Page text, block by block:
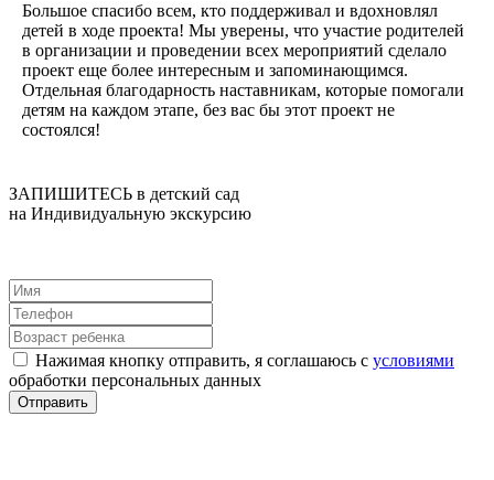
Большое спасибо всем, кто поддерживал и вдохновлял
детей в ходе проекта! Мы уверены, что участие родителей
в организации и проведении всех мероприятий сделало
проект еще более интересным и запоминающимся.
Отдельная благодарность наставникам, которые помогали
детям на каждом этапе, без вас бы этот проект не
состоялся!
ЗАПИШИТЕСЬ в детский сад
на Индивидуальную экскурсию
Нажимая кнопку отправить, я соглашаюсь с условиями
обработки персональных данных